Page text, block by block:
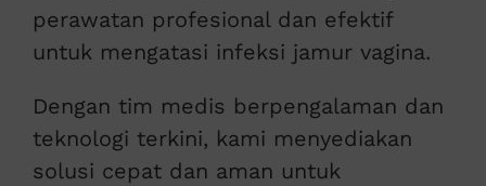
perawatan profesional dan efektif
untuk mengatasi infeksi jamur vagina.
Dengan tim medis berpengalaman dan
teknologi terkini, kami menyediakan
solusi cepat dan aman untuk